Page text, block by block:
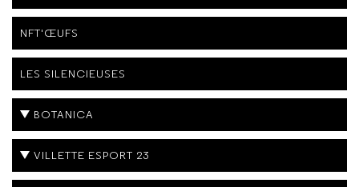
NFT'ŒUFS
LES SILENCIEUSES
BOTANICA
VILLETTE ESPORT 23